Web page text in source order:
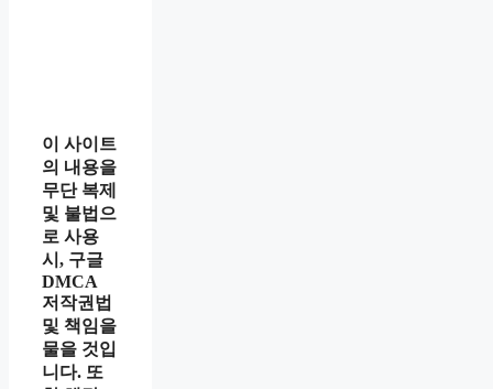
이 사이트
의 내용을
무단 복제
및 불법으
로 사용
시, 구글
DMCA
저작권법
및 책임을
물을 것입
니다. 또